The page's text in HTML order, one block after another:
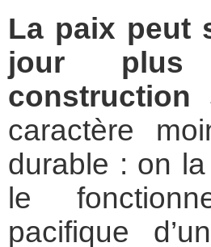
La paix peut
jour plus
construction
caractère
durable : on
le
pacifique